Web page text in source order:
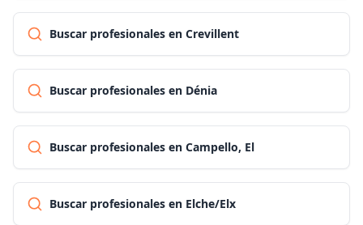
Buscar profesionales en Crevillent
Buscar profesionales en Dénia
Buscar profesionales en Campello, El
Buscar profesionales en Elche/Elx